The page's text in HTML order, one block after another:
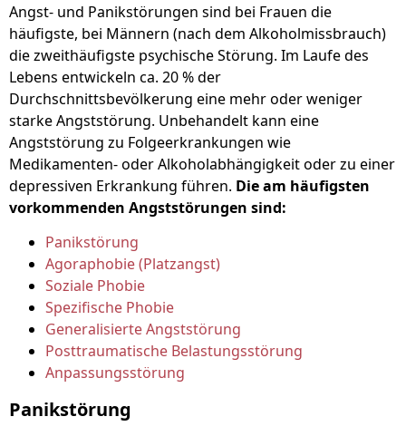
Angst- und Panikstörungen sind bei Frauen die
häufigste, bei Männern (nach dem Alkoholmissbrauch)
die zweithäufigste psychische Störung. Im Laufe des
Lebens entwickeln ca. 20 % der
Durchschnittsbevölkerung eine mehr oder weniger
starke Angststörung. Unbehandelt kann eine
Angststörung zu Folgeerkrankungen wie
Medikamenten- oder Alkoholabhängigkeit oder zu einer
depressiven Erkrankung führen. Die am häufigsten
vorkommenden Angststörungen sind:
Panikstörung
Agoraphobie (Platzangst)
Soziale Phobie
Spezifische Phobie
Generalisierte Angststörung
Posttraumatische Belastungsstörung
Anpassungsstörung
Panikstörung